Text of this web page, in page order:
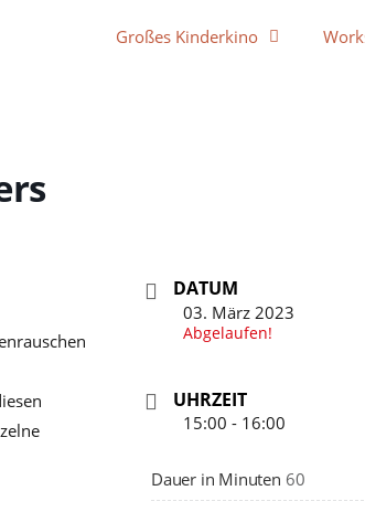
Großes Kinderkino
DATUM
03. März 2023
Abgelaufen!
UHRZEIT
15:00 - 16:00
Dauer in Minuten 60